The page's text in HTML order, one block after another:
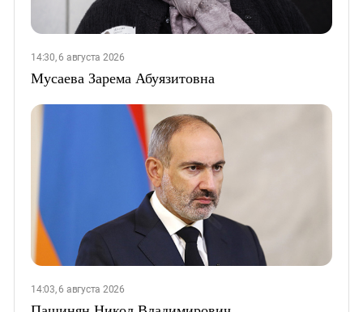
14:30, 6 августа 2026
Мусаева Зарема Абуязитовна
14:03, 6 августа 2026